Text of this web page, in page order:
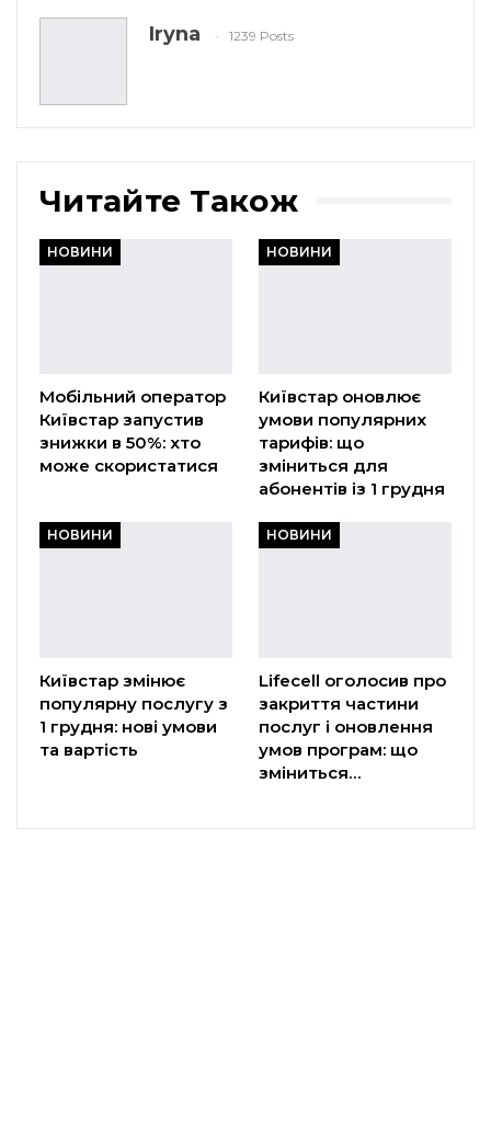
Iryna 1239 Posts
Читайте Також
НОВИНИ
Мобільний оператор
Київстар запустив
знижки в 50%: хто
може скористатися
НОВИНИ
Київстар оновлює
умови популярних
тарифів: що
зміниться для
абонентів із 1 грудня
НОВИНИ
Київстар змінює
популярну послугу з
1 грудня: нові умови
та вартість
НОВИНИ
Lifecell оголосив про
закриття частини
послуг і оновлення
умов програм: що
зміниться…